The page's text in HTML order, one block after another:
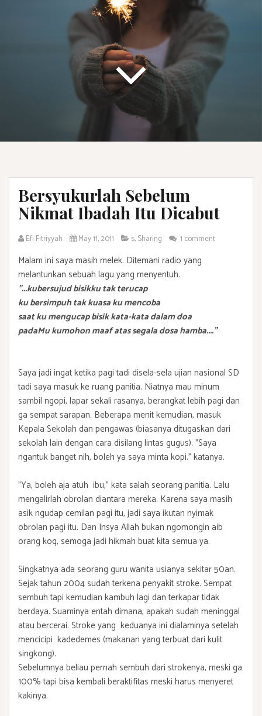
Bersyukurlah Sebelum
Nikmat Ibadah Itu Dicabut
Efi Fitriyyah May 11, 2011 s,Sharing 1 comment
Malam ini saya masih melek. Ditemani radio yang
melantunkan sebuah lagu yang menyentuh.
"...kubersujud bisikku tak terucap
ku bersimpuh tak kuasa ku mencoba
saat ku mengucap bisik kata-kata dalam doa
padaMu kumohon maaf atas segala dosa hamba...."
Saya jadi ingat ketika pagi tadi disela-sela ujian nasional SD
tadi saya masuk ke ruang panitia. Niatnya mau minum
sambil ngopi, lapar sekali rasanya, berangkat lebih pagi dan
ga sempat sarapan. Beberapa menit kemudian, masuk
Kepala Sekolah dan pengawas (biasanya ditugaskan dari
sekolah lain dengan cara disilang lintas gugus). "Saya
ngantuk banget nih, boleh ya saya minta kopi." katanya.
"Ya, boleh aja atuh ibu," kata salah seorang panitia. Lalu
mengalirlah obrolan diantara mereka. Karena saya masih
asik ngudap cemilan pagi itu, jadi saya ikutan nyimak
obrolan pagi itu. Dan Insya Allah bukan ngomongin aib
orang koq, semoga jadi hikmah buat kita semua ya.
Singkatnya ada seorang guru wanita usianya sekitar 50an.
Sejak tahun 2004 sudah terkena penyakit stroke. Sempat
sembuh tapi kemudian kambuh lagi dan terkapar tidak
berdaya. Suaminya entah dimana, apakah sudah meninggal
atau bercerai. Stroke yang keduanya ini dialaminya setelah
mencicipi kadedemes (makanan yang terbuat dari kulit
singkong).
Sebelumnya beliau pernah sembuh dari strokenya, meski ga
100% tapi bisa kembali beraktifitas meski harus menyeret
kakinya.